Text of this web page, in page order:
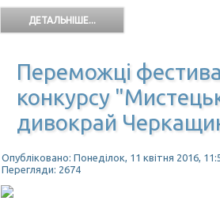
ДЕТАЛЬНІШЕ...
Переможці
конкурсу
дивокрай
Опубліковано: Понеділок, 11 квітня 2016,
Перегляди: 2674